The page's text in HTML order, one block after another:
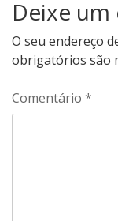
Deixe
O seu endereço
obrigatórios são
Comentário *